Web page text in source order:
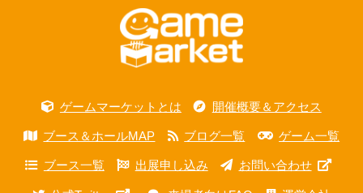
ゲームマーケットとは 開催概要＆アクセス
ブース＆ホールMAP ブログ一覧 ゲーム一覧
ブース一覧 出展申し込み お問い合わせ